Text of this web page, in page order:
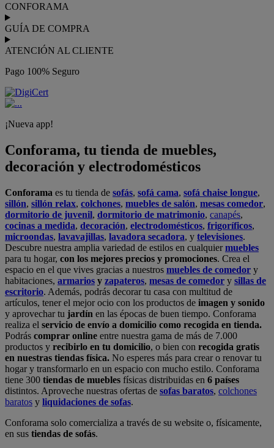
CONFORAMA
GUÍA DE COMPRA
ATENCIÓN AL CLIENTE
Pago 100% Seguro
¡Nueva app!
Conforama, tu tienda de muebles,
decoración y electrodomésticos
Conforama es tu tienda de sofás, sofá cama, sofá chaise longue,
sillón, sillón relax, colchones, muebles de salón, mesas comedor,
dormitorio de juvenil, dormitorio de matrimonio, canapés,
cocinas a medida, decoración, electrodomésticos, frigoríficos,
microondas, lavavajillas, lavadora secadora, y televisiones.
Descubre nuestra amplia variedad de estilos en cualquiermuebles
para tu hogar, con los mejores precios y promociones. Crea el
espacio en el que vives gracias a nuestros muebles de comedor y
habitaciones, armarios y zapateros, mesas de comedor y sillas de
escritorio. Además, podrás decorar tu casa con multitud de
artículos, tener el mejor ocio con los productos de imagen y sonido
y aprovechar tu jardín en las épocas de buen tiempo. Conforama
realiza el servicio de envío a domicilio como recogida en tienda.
Podrás comprar online entre nuestra gama de más de 7.000
productos y recibirlo en tu domicilio, o bien con recogida gratis
en nuestras tiendas física. No esperes más para crear o renovar tu
hogar y transformarlo en un espacio con mucho estilo. Conforama
tiene 300 tiendas de muebles físicas distribuidas en 6 países
distintos. Aproveche nuestras ofertas de sofas baratos, colchones
baratos y liquidaciones de sofas.
Conforama solo comercializa a través de su website o, físicamente,
en sus tiendas de sofás.